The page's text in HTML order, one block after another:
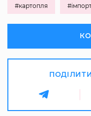
#картопля